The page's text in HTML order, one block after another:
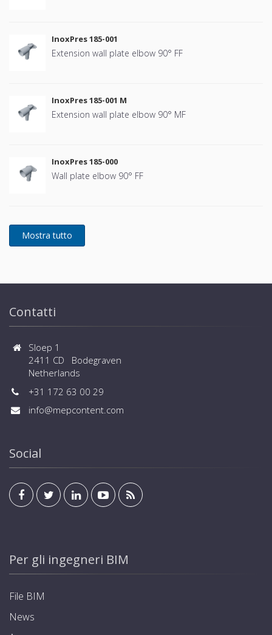
InoxPres 185-001
Extension wall plate elbow 90° FF
InoxPres 185-001 M
Extension wall plate elbow 90° MF
InoxPres 185-000
Wall plate elbow 90° FF
Contatti
Sloep 1
2411 CD Bodegraven
Netherlands
+31 172 63 00 29
info@mepcontent.com
Social
Per gli ingegneri BIM
File BIM
News